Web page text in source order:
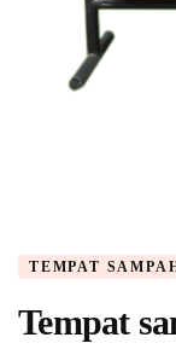
TEMPAT
Tempat